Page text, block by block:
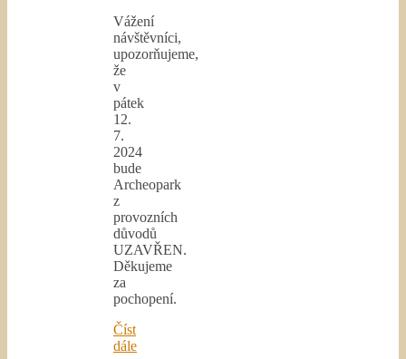
Vážení
návštěvníci,
upozorňujeme,
že
v
pátek
12.
7.
2024
bude
Archeopark
z
provozních
důvodů
UZAVŘEN.
Děkujeme
za
pochopení.
Číst
dále